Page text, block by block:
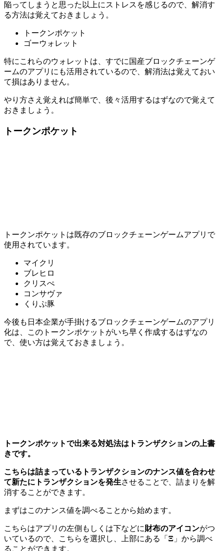
陥ってしまうと思った以上にストレスを感じるので、解消す
る方法は覚えておきましょう。
トークンポケット
ゴーウォレット
特にこれらのウォレットは、すでに国産ブロックチェーンゲ
ームのアプリにも活用されているので、解消法は覚えておい
て損はありません。
やり方さえ覚えれば簡単で、後々活用するはずなので覚えて
おきましょう。
トークンポケット
トークンポケットは既存のブロックチェーンゲームアプリで
使用されています。
マイクリ
ブレヒロ
クリスぺ
コンサヴァ
くりぷ豚
今後も日本企業が手掛けるブロックチェーンゲームのアプリ
化は、このトークンポケットがいち早く作成するはずなの
で、使い方は覚えておきましょう。
トークンポケットで出来る対処法はトランザクションの上書
きです。
こちらは詰まっているトランザクションのナンス値を合わせ
て新たにトランザクションを発生させることで、詰まりを解
消することができます。
まずはこのナンス値を調べることから始めます。
こちらはアプリの左側もしくは下などに財布のアイコンがつ
いているので、こちらを選択し、上部にある「 Ξ 」から調べ
ることができます。